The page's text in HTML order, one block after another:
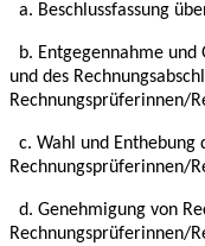
a. Beschlussfassung
b. Entgegennahme und
und des
Rechnungsprüferinnen/
c. Wahl und
Rechnungsprüferinnen/
d. Genehmigung von
Rechnungsprüferinnen/